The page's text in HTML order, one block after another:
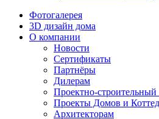
Фотогалерея
3D дизайн дома
О компании
Новости
Сертификаты
Партнёры
Дилерам
Проектно-
Проекты Домов и
Архитекторам